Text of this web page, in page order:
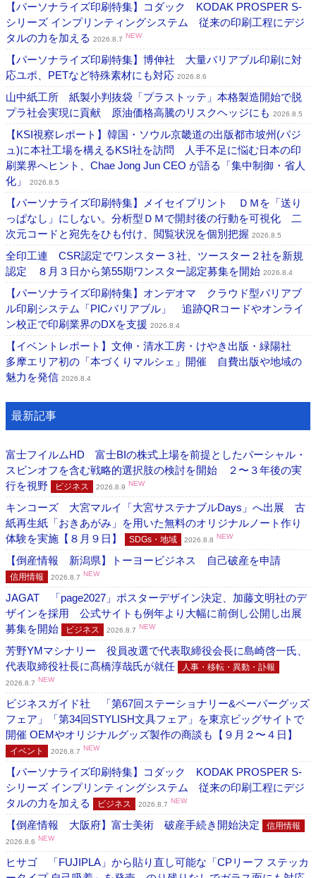
【パーソナライズ印刷特集】コダック KODAK PROSPER S-
シリーズ インプリンティングシステム 従来の印刷工程にデジ
タルの力を加える 2026.8.7 NEW
【パーソナライズ印刷特集】博伸社 大量バリアブル印刷に対
応ユポ、PETなど特殊素材にも対応 2026.8.6
山中紙工所 紙製小判抜袋「プラストッテ」本格製造開始で脱
プラ社会実現に貢献 原油価格高騰のリスクヘッジにも 2026.8.5
【KSI視察レポート】韓国・ソウル京畿道の出版都市坡州(パジ
ュ)に本社工場を構えるKSI社を訪問 人手不足に悩む日本の印
刷業界へヒント、Chae Jong Jun CEO が語る「集中制御・省人
化」
2026.8.5
【パーソナライズ印刷特集】メイセイプリント ＤＭを「送り
っぱなし」にしない。分析型ＤＭで開封後の行動を可視化 二
次元コードと宛先をひも付け、閲覧状況を個別把握 2026.8.5
全印工連 CSR認定でワンスター３社、ツースター２社を新規
認定 ８月３日から第55期ワンスター認定募集を開始 2026.8.4
【パーソナライズ印刷特集】オンデオマ クラウド型バリアブ
ル印刷システム「PICバリアブル」 追跡QRコードやオンライ
ン校正で印刷業界のDXを支援 2026.8.4
【イベントレポート】文伸・清水工房・けやき出版・緑陽社
多摩エリア初の「本づくりマルシェ」開催 自費出版や地域の
魅力を発信 2026.8.4
最新記事
富士フイルムHD 富士BIの株式上場を前提としたパーシャル・
スピンオフを含む戦略的選択肢の検討を開始 ２〜３年後の実
行を視野
ビジネス 2026.8.9 NEW
キンコーズ 大宮マルイ「大宮サステナブルDays」へ出展 古
紙再生紙「おきあがみ」を用いた無料のオリジナルノート作り
体験を実施【８月９日】
SDGs・地域 2026.8.8 NEW
【倒産情報 新潟県】トーヨービジネス 自己破産を申請
信用情報 2026.8.7 NEW
JAGAT 「page2027」ポスターデザイン決定、加藤文明社のデ
ザインを採用 公式サイトも例年より大幅に前倒し公開し出展
募集を開始
ビジネス 2026.8.7 NEW
芳野YMマシナリー 役員改選で代表取締役会長に島崎啓一氏、
代表取締役社長に髙橋淳哉氏が就任
人事・移転・異動・訃報
2026.8.7 NEW
ビジネスガイド社 「第67回ステーショナリー&ペーパーグッズ
フェア」「第34回STYLISH文具フェア」を東京ビッグサイトで
開催 OEMやオリジナルグッズ製作の商談も【９月２〜４日】
イベント 2026.8.7 NEW
【パーソナライズ印刷特集】コダック KODAK PROSPER S-
シリーズ インプリンティングシステム 従来の印刷工程にデジ
タルの力を加える
ビジネス 2026.8.7 NEW
【倒産情報 大阪府】富士美術 破産手続き開始決定 信用情報
2026.8.6 NEW
ヒサゴ 「FUJIPLA」から貼り直し可能な「CPリーフ ステッカ